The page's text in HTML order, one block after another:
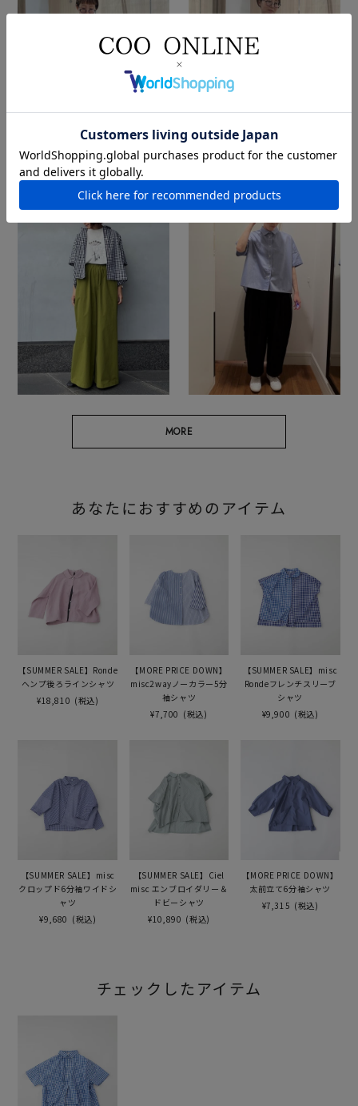
MORE
あなたにおすすめのアイテム
【SUMMER SALE】Ronde
ヘンプ後ろラインシャツ
¥18,810 (税込)
【MORE PRICE DOWN】
misc2wayノーカラー5分
袖シャツ
¥7,700 (税込)
【SUMMER SALE】misc
Rondeフレンチスリーブ
シャツ
¥9,900 (税込)
【SUMMER SALE】misc
クロップド6分袖ワイドシ
ャツ
¥9,680 (税込)
【SUMMER SALE】Ciel
misc エンブロイダリー＆
ドビーシャツ
¥10,890 (税込)
【MORE PRICE DOWN】
太前立て6分袖シャツ
¥7,315 (税込)
チェックしたアイテム